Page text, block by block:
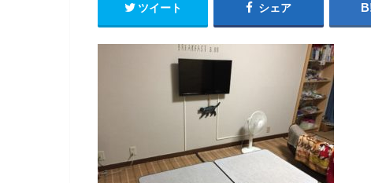
ツイート シェア